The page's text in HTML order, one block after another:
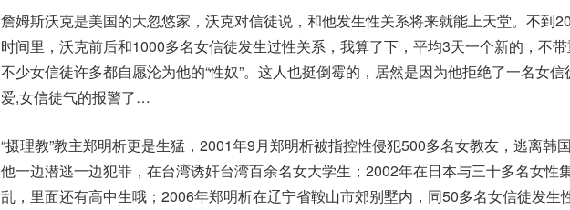
詹姆斯沃克是美国的大忽悠家，沃克对信徒说，和他发生性关系将来就能上天堂。不到
时间里，沃克前后和1000多名女信徒发生过性关系，我算了下，平均3天一个新的，不
不少女信徒许多都自愿沦为他的“性奴”。这人也挺倒霉的，居然是因为他拒绝了一名女信
爱,女信徒气的报警了…
“摄理教”教主郑明析更是生猛，2001年9月郑明析被指控性侵犯500多名女教友，逃离韩
他一边潜逃一边犯罪，在台湾诱奸台湾百余名女大学生；2002年在日本与三十多名女性
乱，里面还有高中生哦；2006年郑明析在辽宁省鞍山市郊别墅内，同50多名女信徒发生